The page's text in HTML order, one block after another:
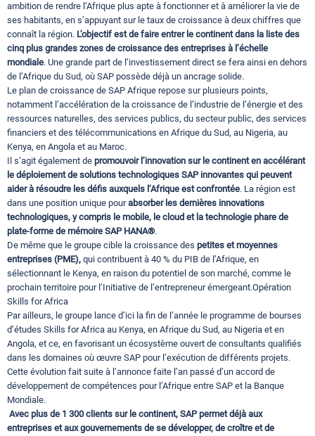
Contact
ambition de rendre l’Afrique plus apte à fonctionner et à améliorer la vie de
ses habitants, en s’appuyant sur le taux de croissance à deux chiffres que
connaît la région. L’objectif est de faire entrer le continent dans la liste des
cinq plus grandes zones de croissance des entreprises à l’échelle
mondiale. Une grande part de l’investissement direct se fera ainsi en dehors
de l’Afrique du Sud, où SAP possède déjà un ancrage solide.
Le plan de croissance de SAP Afrique repose sur plusieurs points,
notamment l’accélération de la croissance de l’industrie de l’énergie et des
ressources naturelles, des services publics, du secteur public, des services
financiers et des télécommunications en Afrique du Sud, au Nigeria, au
Kenya, en Angola et au Maroc.
Il s’agit également de promouvoir l’innovation sur le continent en accélérant
le déploiement de solutions technologiques SAP innovantes qui peuvent
aider à résoudre les défis auxquels l’Afrique est confrontée. La région est
dans une position unique pourabsorber les dernières innovations
technologiques, y compris le mobile, le cloud et la technologie phare de
plate-forme de mémoire SAP HANA®.
De même que le groupe cible la croissance des petites et moyennes
entreprises (PME), qui contribuent à 40 % du PIB de l’Afrique, en
sélectionnant le Kenya, en raison du potentiel de son marché, comme le
prochain territoire pour l’Initiative de l’entrepreneur émergeant.Opération
Skills for Africa
Par ailleurs, le groupe lance d’ici la fin de l’année le programme de bourses
d’études Skills for Africa au Kenya, en Afrique du Sud, au Nigeria et en
Angola, et ce, en favorisant un écosystème ouvert de consultants qualifiés
dans les domaines où œuvre SAP pour l’exécution de différents projets.
Cette évolution fait suite à l’annonce faite l’an passé d’un accord de
développement de compétences pour l’Afrique entre SAP et la Banque
Mondiale.
Avec plus de 1 300 clients sur le continent, SAP permet déjà aux
entreprises et aux gouvernements de se développer, de croître et de